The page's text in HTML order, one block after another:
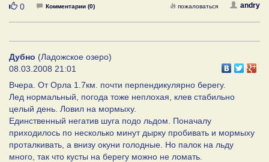
Нравится
0 Комментарии (0) andry
пожаловаться
Дубно (Ладожское озеро)
08.03.2008 21:01
Вчера. От Орла 1.7км. почти перпендикулярно берегу.
Лед нормальный, погода тоже неплохая, клев стабильно
целый день. Ловил на мормыху.
Единственный негатив шуга подо льдом. Поначалу
приходилось по несколько минут дырку пробивать и мормыху
проталкивать, а внизу окуни голодные. Но палок на льду
много, так что кусты на берегу можно не ломать.